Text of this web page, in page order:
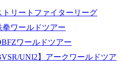
トリートファイターリーグ
拳ワールドツアー
ワールドツアー
UNI2】アークワールドツア